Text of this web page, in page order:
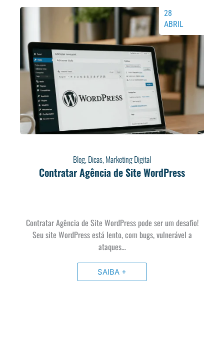
Blog,Dicas,Marketing Digital
Contratar Agência de Site WordPress
28
ABRIL
Contratar Agência de Site WordPress pode ser um desafio!
Seu site WordPress está lento, com bugs, vulnerável a
ataques…
SAIBA +